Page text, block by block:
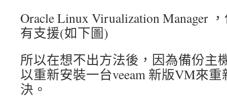
Oracle Linux Virualization Manager
有支援(如下圖)
所以在想不出方法後，因為備份主
以重新安裝一台veeam 新版VM來
決。